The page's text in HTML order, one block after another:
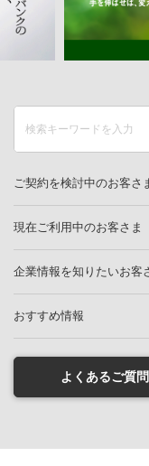
ご契約を検討中のお客さ
現在ご利用中のお客さま
企業情報を知りたいお客
おすすめ情報
よくあるご質問